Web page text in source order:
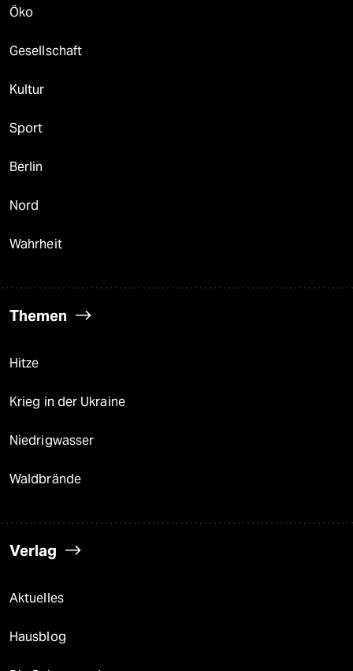
Öko
Gesellschaft
Kultur
Sport
Berlin
Nord
Wahrheit
Themen
Hitze
Krieg in der Ukraine
Niedrigwasser
Waldbrände
Verlag
Aktuelles
Hausblog